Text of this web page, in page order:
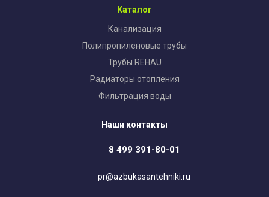
Каталог
Канализация
Полипропиленовые трубы
Трубы REHAU
Радиаторы отопления
Фильтрация воды
Наши контакты
8 499 391-80-01
pr@azbukasantehniki.ru